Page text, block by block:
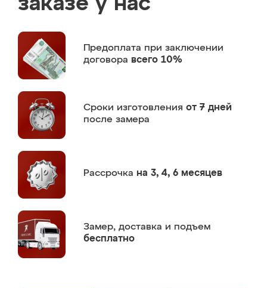
Предоплата при заключении
договора всего 10%
Сроки изготовления от 7 дней
после замера
Рассрочка на 3, 4, 6 месяцев
Замер, доставка и подъем
бесплатно